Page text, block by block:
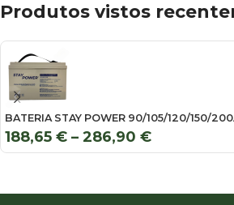
Produtos vistos
BATERIA STAY POWER 90/105/120/150/
188,65 € – 286,90 €